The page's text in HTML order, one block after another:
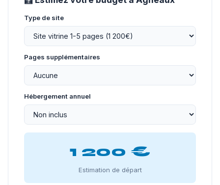
Type de site
Pages supplémentaires
Hébergement annuel
1 200 €
Estimation de départ